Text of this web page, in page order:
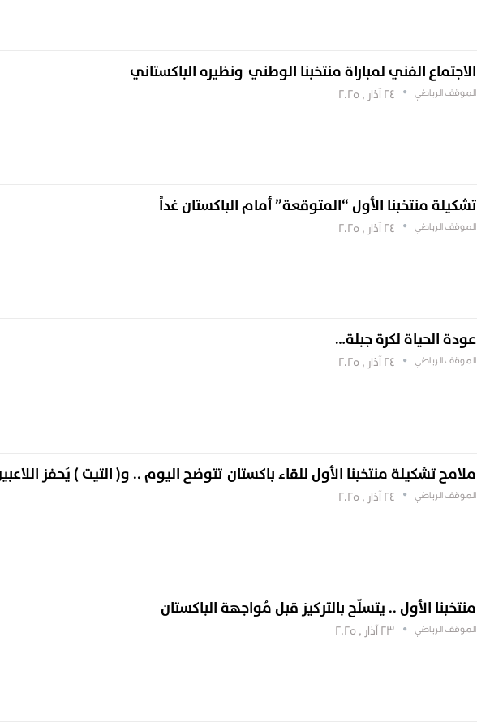
الاجتماع الفني لمباراة منتخبنا الوطني ونظيره الباكستاني
الموقف الرياضي 24 آذار , 2025
تشكيلة منتخبنا الأول “المتوقعة” أمام الباكستان غداً
الموقف الرياضي 24 آذار , 2025
عودة الحياة لكرة جبلة…
الموقف الرياضي 24 آذار , 2025
ملامح تشكيلة منتخبنا الأول للقاء باكستان تتوضح اليوم .. و( التيت ) يُحفز
الموقف الرياضي 24 آذار , 2025
منتخبنا الأول .. يتسلّح بالتركيز قبل مُواجهة الباكستان
الموقف الرياضي 23 آذار , 2025